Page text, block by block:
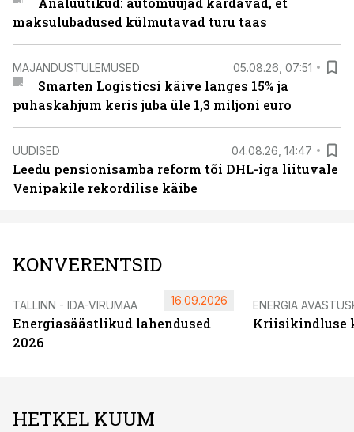
maksulubadused külmutavad turu taas
MAJANDUSTULEMUSED 05.08.26, 07:51
Smarten Logisticsi käive langes 15% ja
puhaskahjum keris juba üle 1,3 miljoni euro
UUDISED 04.08.26, 14:47
Leedu pensionisamba reform tõi DHL-iga liituvale
Venipakile rekordilise käibe
KONVERENTSID
TALLINN - IDA-VIRUMAA
Energiasäästlikud lahendused
2026
16.09.2026 ENERGIA
Kriisikindluse
HETKEL KUUM